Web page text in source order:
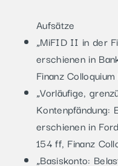
Aufsätze
„MiFID II in der
erschienen in
Finanz
„Vorläufige,
Kontenpfändung:
erschienen in
154 ff, Finanz
„Basiskonto: